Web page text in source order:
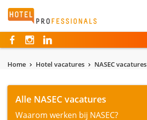
Hotelprofessionals
Home Hotel vacatures NASEC vacatures
Alle NASEC vacatures
Waarom werken bij NASEC?